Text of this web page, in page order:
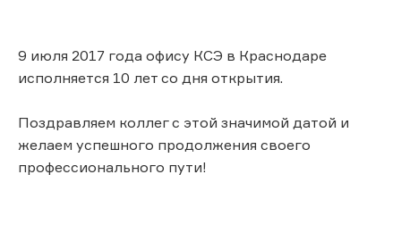
9 июля 2017 года офису КСЭ в Краснодаре
исполняется 10 лет со дня открытия.
Поздравляем коллег с этой значимой датой и
желаем успешного продолжения своего
профессионального пути!